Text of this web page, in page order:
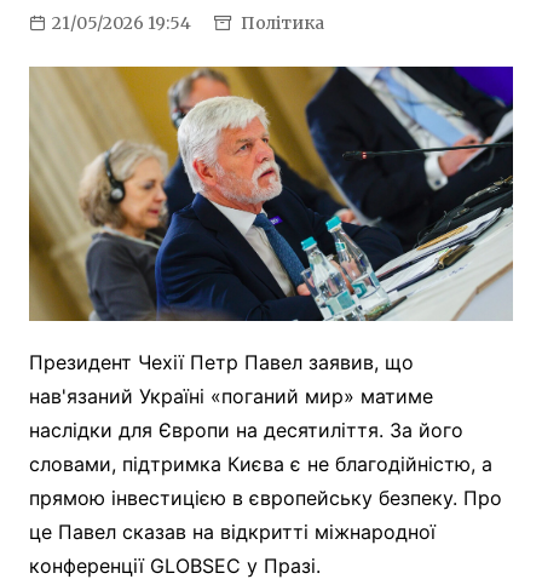
21/05/2026 19:54 Політика
Президент Чехії Петр Павел заявив, що
нав'язаний Україні «поганий мир» матиме
наслідки для Європи на десятиліття. За його
словами, підтримка Києва є не благодійністю, а
прямою інвестицією в європейську безпеку. Про
це Павел сказав на відкритті міжнародної
конференції GLOBSEC у Празі.